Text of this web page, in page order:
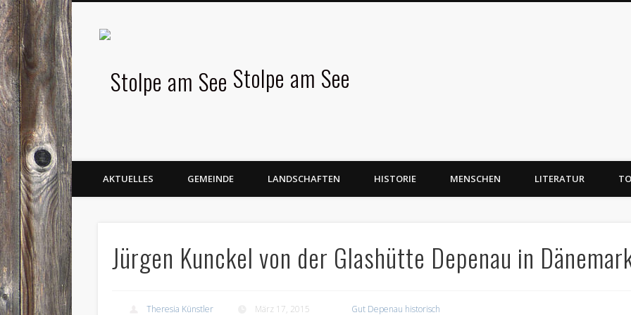
Stolpe am See
AKTUELLES GEMEINDE LANDSCHAFTEN HISTORIE MENSCHEN LITERATUR
Jürgen Kunckel von der Glashütte Depenau in
Theresia Künstler März 17, 2015 Gut Depenau historisch